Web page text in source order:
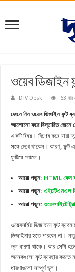
ওয়েব ডিজাইন
DTV Desk 63 বার
জেনে নিন ওয়েব ডিজাইন ফন্ট
আলোচনা করে বিস্তারিত জেনে
একটি বিষয়। বিশেষ করে যারা
সঙ্গে দেখে থাকেন। কারণ,
ফুটিয়ে তোলে।
আরো পড়ুন: HTML কেন
আরো পড়ুন:এইচটিএমএল
আরো পড়ুন:ওয়েবসাইটে
ওয়েবসাইট ডিজাইনে ফন্ট
ডিজাইনার হতে পারবেন না।
ভুল ধারণা থাকে। আর সেটা
অনেকগুলো ফন্ট ব্যবহার করতে
ধারণাগুলো সম্পূর্ণ ভুল।